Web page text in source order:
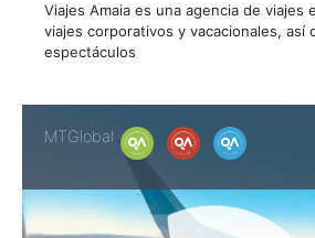
Viajes Amaia es una agencia de viajes
viajes corporativos y vacacionales, así
espectáculos
MTGlobal